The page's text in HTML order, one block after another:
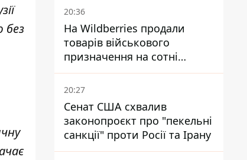
без
20:36
На Wildberries продали
товарів військового
призначення на сотні
мільйонів, але удари ЗСУ
змінили ситуацію
20:27
Сенат США схвалив
законопроєкт про "пекельні
санкції" проти Росії та Ірану